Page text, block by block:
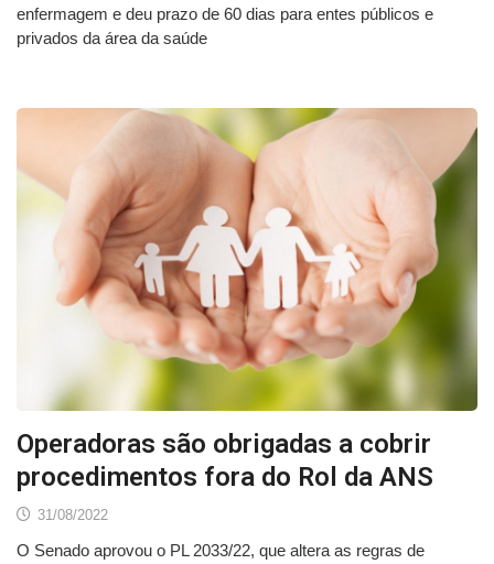
enfermagem e deu prazo de 60 dias para entes públicos e
privados da área da saúde
Operadoras são obrigadas a cobrir
procedimentos fora do Rol da ANS
31/08/2022
O Senado aprovou o PL 2033/22, que altera as regras de